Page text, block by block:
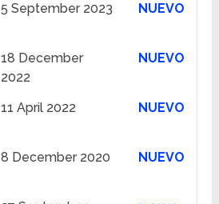
5 September 2023 NUEVO
18 December
2022
NUEVO
11 April 2022 NUEVO
8 December 2020 NUEVO